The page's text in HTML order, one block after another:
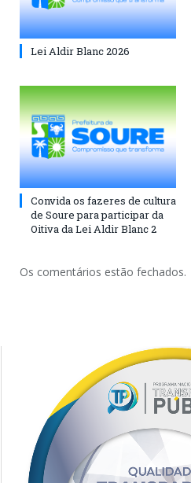
Lei Aldir Blanc 2026
Convida os fazeres de cultura
de Soure para participar da
Oitiva da Lei Aldir Blanc 2
Os comentários estão fechados.